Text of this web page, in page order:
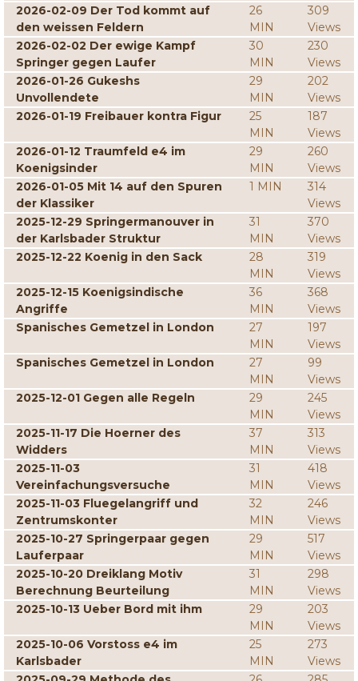
2026-02-09 Der Tod kommt auf
den weissen Feldern
26
MIN
309
Views
2026-02-02 Der ewige Kampf
Springer gegen Laufer
30
MIN
230
Views
2026-01-26 Gukeshs
Unvollendete
29
MIN
202
Views
2026-01-19 Freibauer kontra Figur
25
MIN
187
Views
2026-01-12 Traumfeld e4 im
Koenigsinder
29
MIN
260
Views
2026-01-05 Mit 14 auf den Spuren
der Klassiker
1 MIN
314
Views
2025-12-29 Springermanouver in
der Karlsbader Struktur
31
MIN
370
Views
2025-12-22 Koenig in den Sack
28
MIN
319
Views
2025-12-15 Koenigsindische
Angriffe
36
MIN
368
Views
Spanisches Gemetzel in London
27
MIN
197
Views
Spanisches Gemetzel in London
27
MIN
99
Views
2025-12-01 Gegen alle Regeln
29
MIN
245
Views
2025-11-17 Die Hoerner des
Widders
37
MIN
313
Views
2025-11-03
Vereinfachungsversuche
31
MIN
418
Views
2025-11-03 Fluegelangriff und
Zentrumskonter
32
MIN
246
Views
2025-10-27 Springerpaar gegen
Lauferpaar
29
MIN
517
Views
2025-10-20 Dreiklang Motiv
Berechnung Beurteilung
31
MIN
298
Views
2025-10-13 Ueber Bord mit ihm
29
MIN
203
Views
2025-10-06 Vorstoss e4 im
Karlsbader
25
MIN
273
Views